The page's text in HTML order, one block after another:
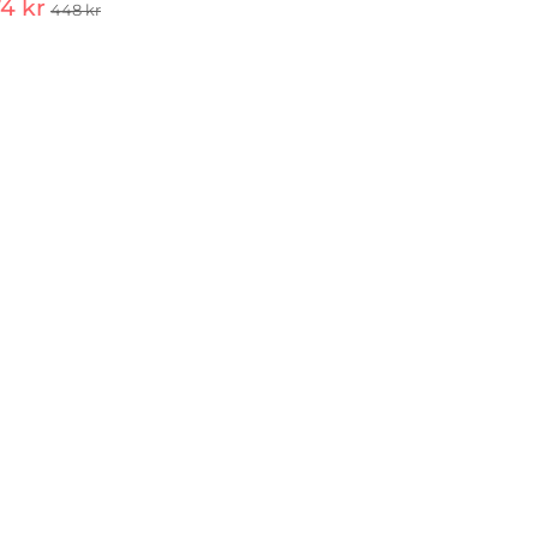
kr 448 kr